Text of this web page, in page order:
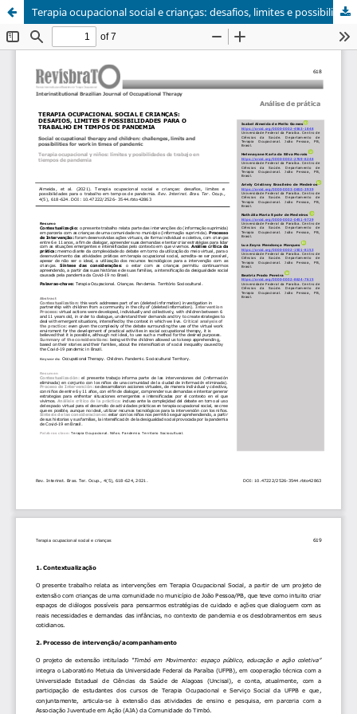
Terapia ocupacional social e crianças: desafios, limites e possibilidades para o trabalho em tempos de pandemia/Social occupational therapy and children: challenges, limits and possibilities for work in times of pandemic